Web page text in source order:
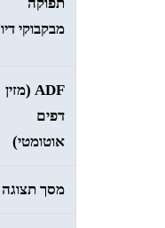
תפוקה
מבקבוקי דיו
ADF (מזין
דפים
אוטומטי)
מסך תצוגה